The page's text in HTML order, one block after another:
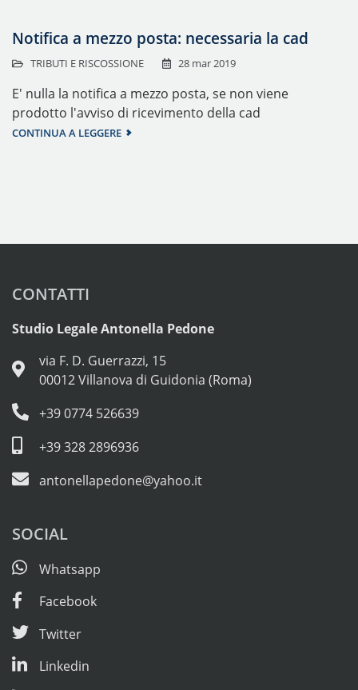
Notifica a mezzo posta: necessaria la cad
TRIBUTI E RISCOSSIONE 28 mar 2019
E' nulla la notifica a mezzo posta, se non viene
prodotto l'avviso di ricevimento della cad
CONTINUA A LEGGERE
CONTATTI
Studio Legale Antonella Pedone
via F. D. Guerrazzi, 15
00012 Villanova di Guidonia (Roma)
+39 0774 526639
+39 328 2896936
antonellapedone@yahoo.it
SOCIAL
Whatsapp
Facebook
Twitter
Linkedin